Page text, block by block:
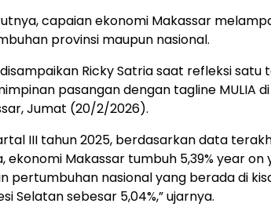
capaian ekonomi Makassar
provinsi maupun nasional.
disampaikan Ricky Satria saat refleksi satu
pasangan dengan tagline MULIA
Jumat (20/2/2026).
III tahun 2025, berdasarkan data
ekonomi Makassar tumbuh 5,39% year on
pertumbuhan nasional yang berada di
Selatan sebesar 5,04%,” ujarnya.